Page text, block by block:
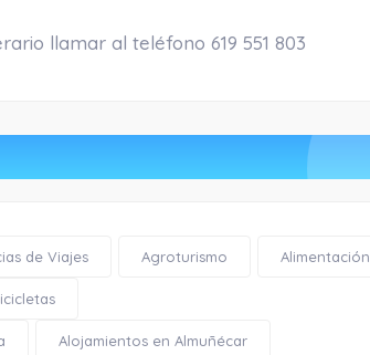
llamar al teléfono 619 551 803
de Viajes Agroturismo Alimentación
Alojamientos en Almuñécar